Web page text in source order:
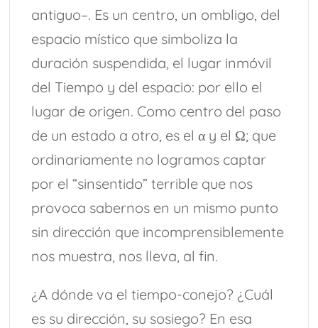
antiguo–. Es un centro, un ombligo, del
espacio místico que simboliza la
duración suspendida, el lugar inmóvil
del Tiempo y del espacio: por ello el
lugar de origen. Como centro del paso
de un estado a otro, es el α y el Ω; que
ordinariamente no logramos captar
por el “sinsentido” terrible que nos
provoca sabernos en un mismo punto
sin dirección que incomprensiblemente
nos muestra, nos lleva, al fin.
¿A dónde va el tiempo-conejo? ¿Cuál
es su dirección, su sosiego? En esa